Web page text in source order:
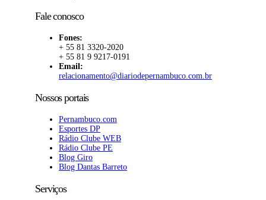
Fale conosco
Fones:
+ 55 81 3320-2020
+ 55 81 9 9217-0191
Email:
relacionamento@diariodepernambuco.com.br
Nossos portais
Pernambuco.com
Esportes DP
Rádio Clube WEB
Rádio Clube PE
Blog Giro
Blog Dantas Barreto
Serviços